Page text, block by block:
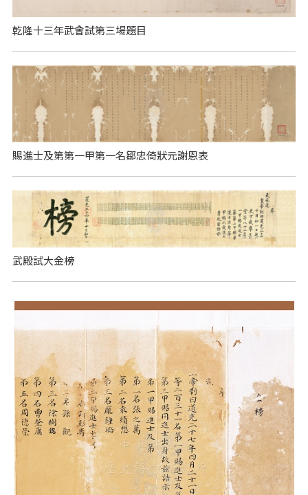
乾隆十三年武會試第三場題目
賜進士及第第一甲第一名鄒忠倚狀元謝恩表
武殿試大金榜